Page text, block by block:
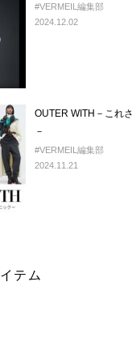
#VERMEIL編集部
2024.12.02
OUTER WITH－これ
－
#VERMEIL編集部
2024.11.21
テム